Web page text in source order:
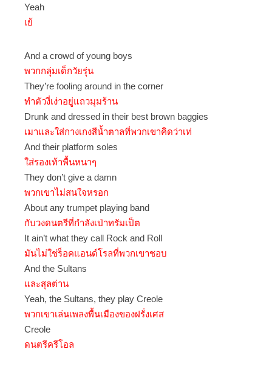
Yeah
เย้
And a crowd of young boys
พวกกลุ่มเด็กวัยรุ่น
They’re fooling around in the corner
ทำตัวงี่เง่าอยู่แถวมุมร้าน
Drunk and dressed in their best brown baggies
เมาและใส่กางเกงสีน้ำตาลที่พวกเขาคิดว่าเท่
And their platform soles
ใส่รองเท้าพื้นหนาๆ
They don’t give a damn
พวกเขาไม่สนใจหรอก
About any trumpet playing band
กับวงดนตรีที่กำลังเป่าทรัมเป็ต
It ain’t what they call Rock and Roll
มันไม่ใช่ร็อคแอนด์โรลที่พวกเขาชอบ
And the Sultans
และสุลต่าน
Yeah, the Sultans, they play Creole
พวกเขาเล่นเพลงพื้นเมืองของฝรั่งเศส
Creole
ดนตรีครีโอล